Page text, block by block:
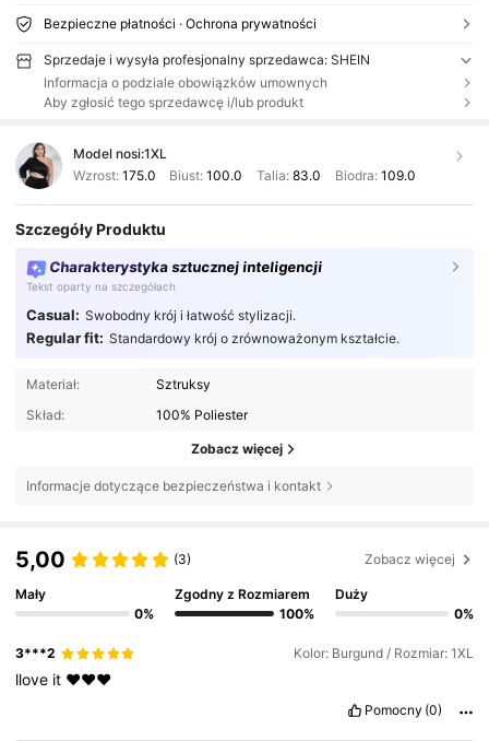
Bezpieczne płatności · Ochrona prywatności
Sprzedaje i wysyła profesjonalny sprzedawca: SHEIN
Informacja o podziale obowiązków umownych
Aby zgłosić tego sprzedawcę i/lub produkt
Model nosi:1XL
Wzrost: 175.0 Biust:100.0 Talia: 83.0 Biodra: 109.0
Szczegóły Produktu
Charakterystyka sztucznej inteligencji
Tekst oparty na szczegółach
Casual: Swobodny krój i łatwość stylizacji.
Regular fit: Standardowy krój o zrównoważonym kształcie.
Materiał:
Sztruksy
Skład:
100% Poliester
Zobacz więcej
Informacje dotyczące bezpieczeństwa i kontakt
5,00 (3) Zobacz więcej
Mały
0%
Zgodny z Rozmiarem
100%
Duży
0%
3***2 Kolor: Burgund / Rozmiar: 1XL
llove it ❤️❤️❤️
Pomocny (0)